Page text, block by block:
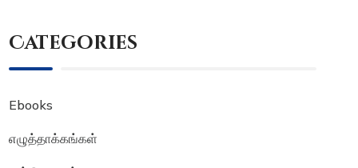
Categories
Ebooks
எழுத்தாக்கங்கள்